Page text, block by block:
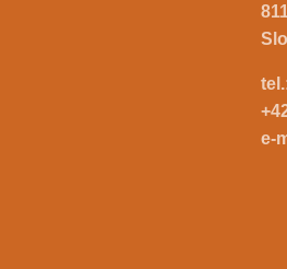
e-